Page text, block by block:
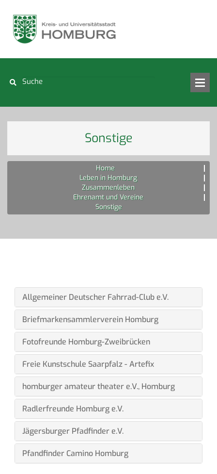
Sonstige
Home
Leben in Homburg
Zusammenleben
Ehrenamt und Vereine
Sonstige
Allgemeiner Deutscher Fahrrad-Club e.V.
Briefmarkensammlerverein Homburg
Fotofreunde Homburg-Zweibrücken
Freie Kunstschule Saarpfalz - Artefix
homburger amateur theater e.V., Homburg
Radlerfreunde Homburg e.V.
Jägersburger Pfadfinder e.V.
Pfandfinder Camino Homburg